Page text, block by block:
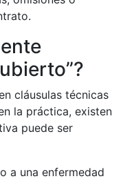
cláusulas técnicas
la práctica, existen
puede ser
a una enfermedad